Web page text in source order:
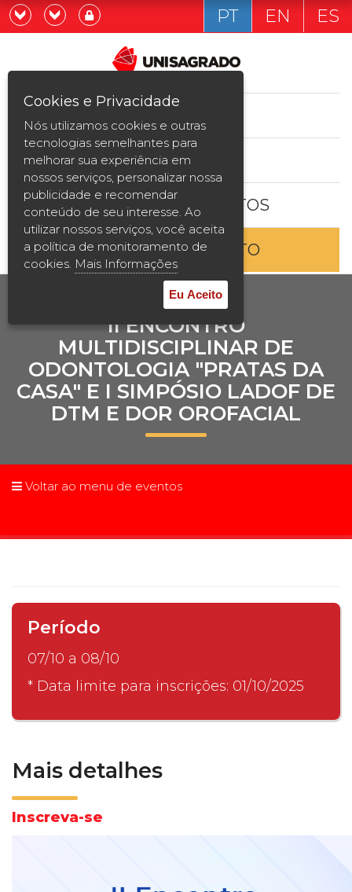
Graduação
Pós-graduação e MBA
Curta Duração
Vestibular
2ª Graduação
Transferência
Reingresso
Prouni
Desconto de pontualidade
Contatos
Calendário acadêmico
Já sou estudande
Quero ser estudante
PT EN ES
ESTUDE AQUI
BOLSAS E DESCONTOS
ENTRE EM CONTATO
II ENCONTRO
MULTIDISCIPLINAR DE
ODONTOLOGIA "PRATAS DA
CASA" E I SIMPÓSIO LADOF DE
DTM E DOR OROFACIAL
Voltar ao menu de eventos
Período
07/10 a 08/10
* Data limite para inscrições: 01/10/2025
Mais detalhes
Inscreva-se
Cookies e Privacidade
Nós utilizamos cookies e outras
tecnologias semelhantes para
melhorar sua experiência em
nossos serviços, personalizar nossa
publicidade e recomendar
conteúdo de seu interesse. Ao
utilizar nossos serviços, você aceita
a política de monitoramento de
cookies. Mais Informações
Eu Aceito